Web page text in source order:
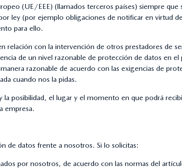
(UE/EEE) (llamados terceros países) siempre que
ley (por ejemplo obligaciones de notificar en virtud
para ello.
con la intervención de otros prestadores de
de un nivel razonable de protección de datos en
razonable de acuerdo con las exigencias de
cuando nos la pidas.
posibilidad, el lugar y el momento en que podrá
empresa.
de datos frente a nosotros. Si lo solicitas:
por nosotros, de acuerdo con las normas del